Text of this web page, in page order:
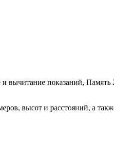
вычитание показаний, Память
высот и расстояний, а